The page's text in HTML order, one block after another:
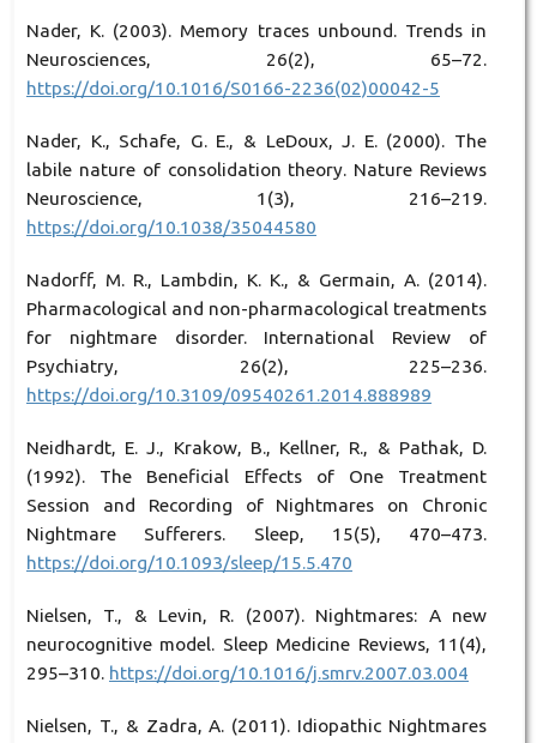
Nader, K. (2003). Memory traces unbound. Trends in
Neurosciences, 26(2), 65–72.
https://doi.org/10.1016/S0166-2236(02)00042-5
Nader, K., Schafe, G. E., & LeDoux, J. E. (2000). The
labile nature of consolidation theory. Nature Reviews
Neuroscience, 1(3), 216–219.
https://doi.org/10.1038/35044580
Nadorff, M. R., Lambdin, K. K., & Germain, A. (2014).
Pharmacological and non-pharmacological treatments
for nightmare disorder. International Review of
Psychiatry, 26(2), 225–236.
https://doi.org/10.3109/09540261.2014.888989
Neidhardt, E. J., Krakow, B., Kellner, R., & Pathak, D.
(1992). The Beneficial Effects of One Treatment
Session and Recording of Nightmares on Chronic
Nightmare Sufferers. Sleep, 15(5), 470–473.
https://doi.org/10.1093/sleep/15.5.470
Nielsen, T., & Levin, R. (2007). Nightmares: A new
neurocognitive model. Sleep Medicine Reviews, 11(4),
295–310. https://doi.org/10.1016/j.smrv.2007.03.004
Nielsen, T., & Zadra, A. (2011). Idiopathic Nightmares